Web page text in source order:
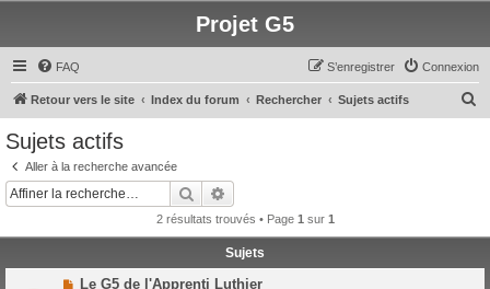
Projet G5
FAQ Connexion
S’enregistrer
Retour vers le site Index du forum Rechercher Sujets actifs
Sujets actifs
Aller à la recherche avancée
Rechercher
2 résultats trouvés • Page 1 sur 1
Sujets
NLe G5 de l'Apprenti Luthier